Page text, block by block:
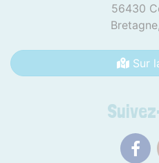
56430
Bretagne,
Sur